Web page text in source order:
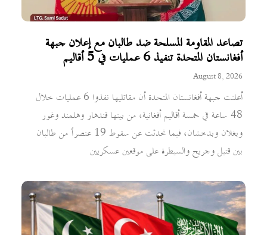
تصاعد المقاومة المسلحة ضد طالبان مع إعلان جبهة
أفغانستان المتحدة تنفيذ 6 عمليات في 5 أقاليم
August 8, 2026
أعلنت جبهة أفغانستان المتحدة أن مقاتليها نفذوا 6 عمليات خلال
48 ساعة في خمسة أقاليم أفغانية، من بينها قندهار وهلمند وغور
وبغلان وبدخشان، فيما تحدثت عن سقوط 19 عنصراً من طالبان
بين قتيل وجريح والسيطرة على موقعين عسكريين